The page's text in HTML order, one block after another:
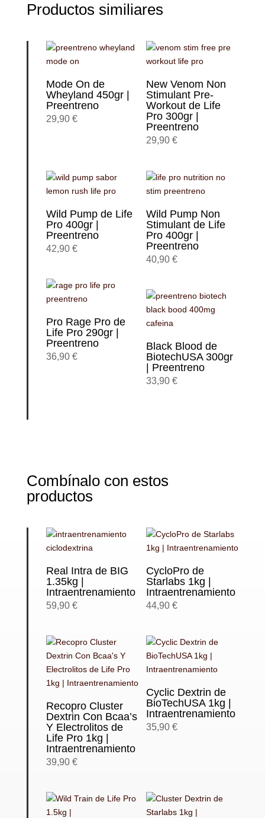
Productos similiares
Mode On de
Wheyland 450gr |
Preentreno
29,90 €
New Venom Non
Stimulant Pre-
Workout de Life
Pro 300gr |
Preentreno
29,90 €
Wild Pump de Life
Pro 400gr |
Preentreno
42,90 €
Wild Pump Non
Stimulant de Life
Pro 400gr |
Preentreno
40,90 €
Pro Rage Pro de
Life Pro 290gr |
Preentreno
36,90 €
Black Blood de
BiotechUSA 300gr
| Preentreno
33,90 €
Combínalo con estos
productos
Real Intra de BIG
1.35kg |
Intraentrenamiento
59,90 €
CycloPro de
Starlabs 1kg |
Intraentrenamiento
44,90 €
Recopro Cluster
Dextrin Con Bcaa’s
Y Electrolitos de
Life Pro 1kg |
Intraentrenamiento
39,90 €
Cyclic Dextrin de
BioTechUSA 1kg |
Intraentrenamiento
35,90 €